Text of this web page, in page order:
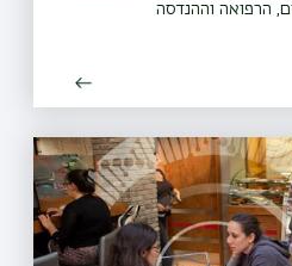
הרפואה וההנדסה